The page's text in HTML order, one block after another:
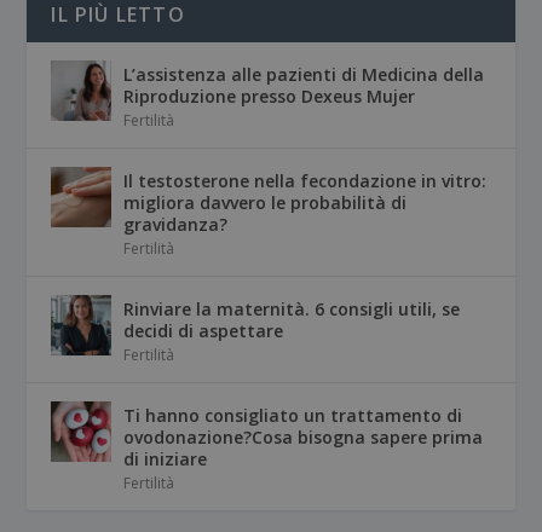
IL PIÙ LETTO
L’assistenza alle pazienti di Medicina della
Riproduzione presso Dexeus Mujer
Fertilità
Il testosterone nella fecondazione in vitro:
migliora davvero le probabilità di
gravidanza?
Fertilità
Rinviare la maternità. 6 consigli utili, se
decidi di aspettare
Fertilità
Ti hanno consigliato un trattamento di
ovodonazione?Cosa bisogna sapere prima
di iniziare
Fertilità